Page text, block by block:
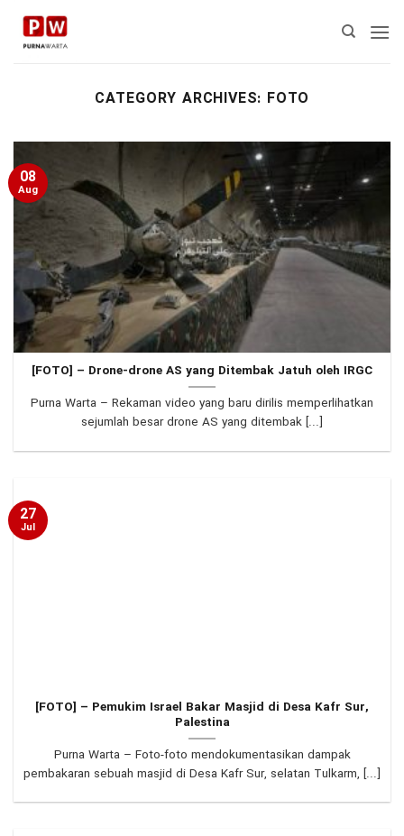
Skip
content
CATEGORY ARCHIVES: FOTO
[FOTO] – Drone-drone AS yang Ditembak Jatuh oleh IRGC
Purna Warta – Rekaman video yang baru dirilis memperlihatkan
sejumlah besar drone AS yang ditembak [...]
08
Aug
[FOTO] – Pemukim Israel Bakar Masjid di Desa Kafr Sur,
Palestina
Purna Warta – Foto-foto mendokumentasikan dampak
pembakaran sebuah masjid di Desa Kafr Sur, selatan Tulkarm, [...]
27
Jul